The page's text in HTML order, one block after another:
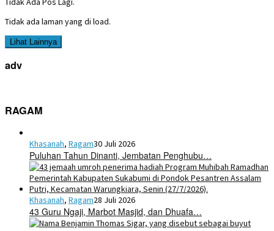
Tidak ada laman yang di load.
Lihat Lainnya
adv
RAGAM
Khasanah, Ragam30 Juli 2026
Puluhan Tahun Dinanti, Jembatan Penghubu…
Khasanah, Ragam28 Juli 2026
43 Guru Ngaji, Marbot Masjid, dan Dhuafa…